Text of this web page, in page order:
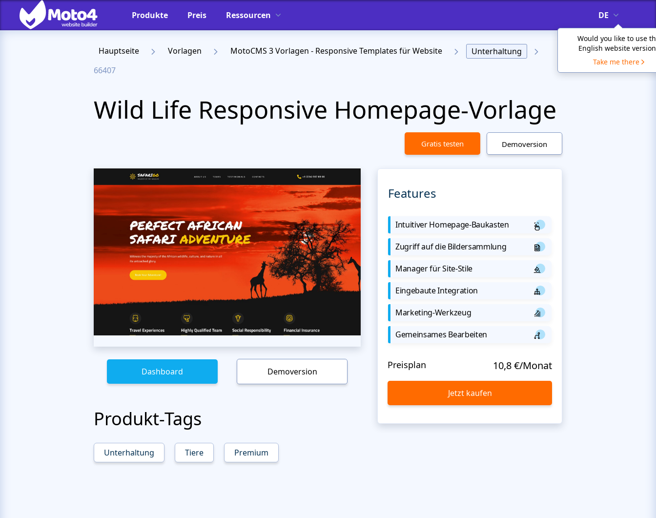
Produkte Preis Ressourcen DE
Would you like to use
English website
Take me there
Hauptseite Vorlagen MotoCMS 3 Vorlagen - Responsive Templates für Website
Unterhaltung
66407
Wild Life Responsive Homepage-Vorlage
Gratis testen Demoversion
Dashboard Demoversion
Produkt-Tags
Unterhaltung Tiere Premium
Features
Intuitiver Homepage-Baukasten
Zugriff auf die Bildersammlung
Manager für Site-Stile
Eingebaute Integration
Marketing-Werkzeug
Gemeinsames Bearbeiten
Preisplan 10,8 €/Monat
Jetzt kaufen